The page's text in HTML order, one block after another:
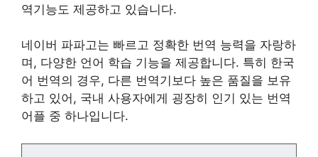
역기능도 제공하고 있습니다.
네이버 파파고는 빠르고 정확한 번역 능력을 자랑하
며, 다양한 언어 학습 기능을 제공합니다. 특히 한국
어 번역의 경우, 다른 번역기보다 높은 품질을 보유
하고 있어, 국내 사용자에게 굉장히 인기 있는 번역
어플 중 하나입니다.